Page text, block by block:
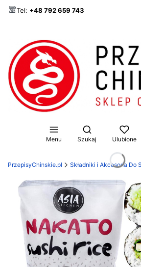
Tel: +48 792 659 743
Menu
Otwórz
Szukaj Ulubione
PrzepisyChinskie.pl Składniki i Akcesoria Do